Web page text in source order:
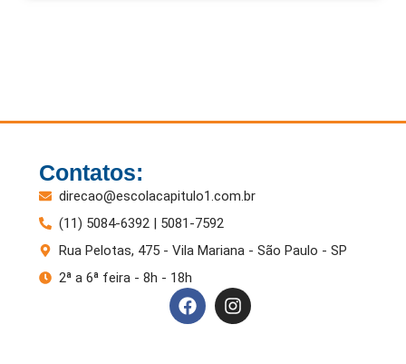
Contatos:
direcao@escolacapitulo1.com.br
(11) 5084-6392 | 5081-7592
Rua Pelotas, 475 - Vila Mariana - São Paulo - SP
2ª a 6ª feira - 8h - 18h